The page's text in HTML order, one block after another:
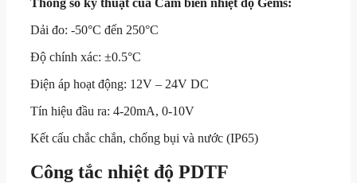
Dải đo: -50°C đến 250°C
Độ chính xác: ±0.5°C
Điện áp hoạt động: 12V – 24V DC
Tín hiệu đầu ra: 4-20mA, 0-10V
Kết cấu chắc chắn, chống bụi và nước (IP65)
Công tắc nhiệt độ PDTF